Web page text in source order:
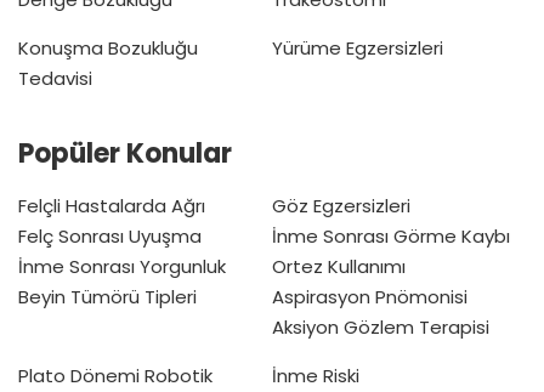
Konuşma Bozukluğu
Tedavisi
Yürüme Egzersizleri
Popüler Konular
Felçli Hastalarda Ağrı
Felç Sonrası Uyuşma
İnme Sonrası Yorgunluk
Beyin Tümörü Tipleri
Göz Egzersizleri
İnme Sonrası Görme Kaybı
Ortez Kullanımı
Aspirasyon Pnömonisi
Aksiyon Gözlem Terapisi
Plato Dönemi Robotik
İnme Riski